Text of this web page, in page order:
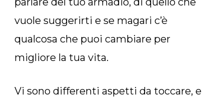
vuole suggerirti e se magari c’è
qualcosa che puoi cambiare per
migliore la tua vita.
Vi sono differenti aspetti da toccare, e